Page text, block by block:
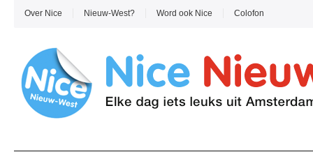
Over Nice Nieuw-West? Word ook Nice Colofon